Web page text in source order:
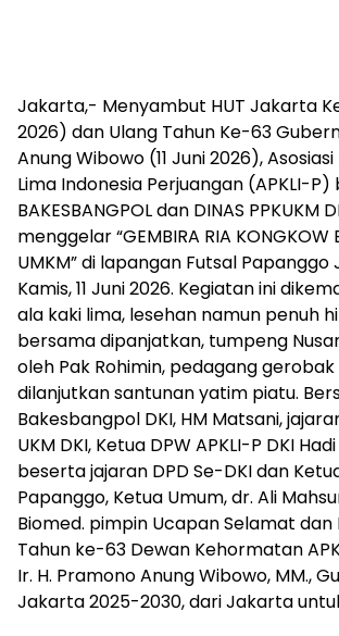
Jakarta,- Menyambut HUT Jakarta
2026) dan Ulang Tahun Ke-63
Anung Wibowo (11 Juni 2026),
Lima Indonesia Perjuangan (APKLI-
BAKESBANGPOL dan DINAS PPKUKM
menggelar “GEMBIRA RIA KONGKOW
UMKM” di lapangan Futsal
Kamis, 11 Juni 2026. Kegiatan ini
ala kaki lima, lesehan namun penuh
bersama dipanjatkan, tumpeng
oleh Pak Rohimin, pedagang
dilanjutkan santunan yatim piatu.
Bakesbangpol DKI, HM Matsani,
UKM DKI, Ketua DPW APKLI-P DKI
beserta jajaran DPD Se-DKI dan
Papanggo, Ketua Umum, dr. Ali
Biomed. pimpin Ucapan Selamat dan
Tahun ke-63 Dewan Kehormatan
Ir. H. Pramono Anung Wibowo, MM.,
Jakarta 2025-2030, dari Jakarta